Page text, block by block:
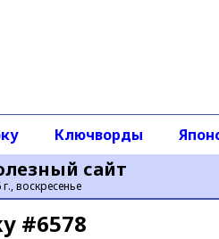
сайт
воскресенье
Ключворды
#6578